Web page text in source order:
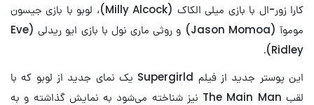
کارا زور-ال با بازی میلی الکاک (Milly Alcock)، لوبو با بازی جیسون
موموآ (Jason Momoa) و روثی ماری نول با بازی ایو ریدلی (Eve
Ridley).
این پوستر جدید از فیلم Supergirld یک نمای جدید از لوبو که با
لقب The Main Man نیز شناخته می‌شود به نمایش گذاشته و به